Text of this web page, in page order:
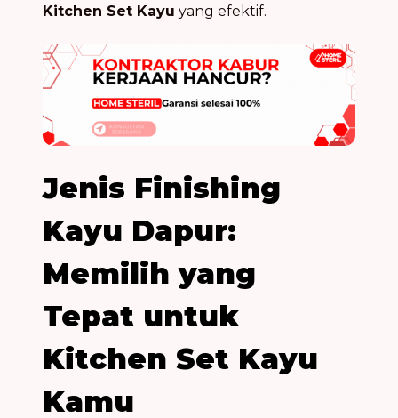
Kitchen Set Kayu yang efektif.
Jenis Finishing
Kayu Dapur:
Memilih yang
Tepat untuk
Kitchen Set Kayu
Kamu